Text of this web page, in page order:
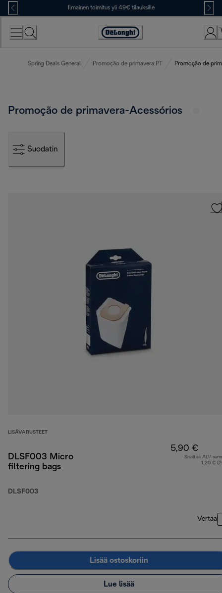
Skip
to
Content
Ilmainen toimitus yli 49€ tilauksille
Accessibility
Spring Deals General Promoção de primavera PT Promoção de
Promoção de primavera-Acessórios
Suodatin
LISÄVARUSTEET
DLSF003 Micro
filtering bags
DLSF003
5,90 €
Sisältää ALV-
1,20 €
Vertaa
Lisää ostoskoriin
Lue lisää